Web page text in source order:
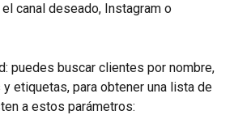
canal deseado, Instagram o
puedes buscar clientes por nombre,
etiquetas, para obtener una lista de
a estos parámetros: